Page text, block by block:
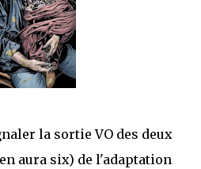
la sortie VO des deux
aura six) de l'adaptation